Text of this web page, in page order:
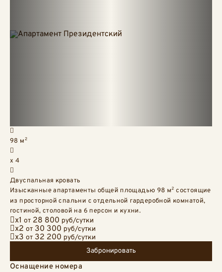
Описание номера
Площадь:
98 м 2
Вместимость:
x 4
Кровати:
Двуспальная кровать
Изысканные апартаменты общей площадью 98 м2 состоящие
из просторной спальни с отдельной гардеробной комнатой,
гостиной, столовой на 6 персон и кухни.
Цены
Для одного человека:
x1 от 28 800 руб/сутки
Для двух человек:
x2 от 30 300 руб/сутки
Для трёх человек:
x3 от 32 200 руб/сутки
Забронировать
Оснащение номера